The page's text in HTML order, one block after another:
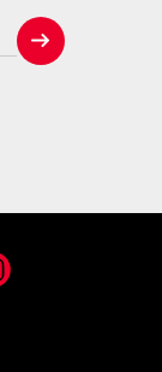
next